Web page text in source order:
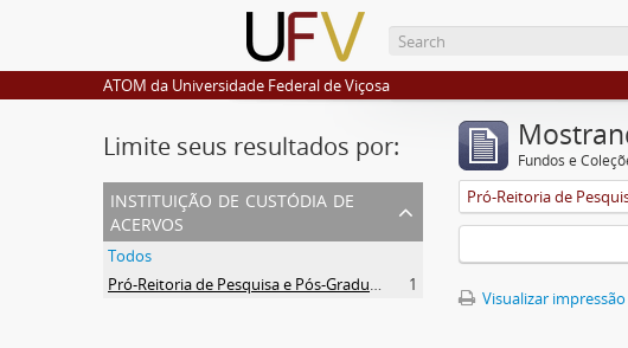
ATOM da Universidade Federal de Viçosa
Limite seus resultados por:
instituição de custódia de
acervos
Todos
Pró-Reitoria de Pesquisa e Pós-Graduação
1
Fundos e
Visualizar impressão